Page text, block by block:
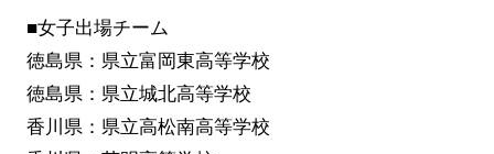
■女子出場チーム
徳島県：県立富岡東高等学校
徳島県：県立城北高等学校
香川県：県立高松南高等学校